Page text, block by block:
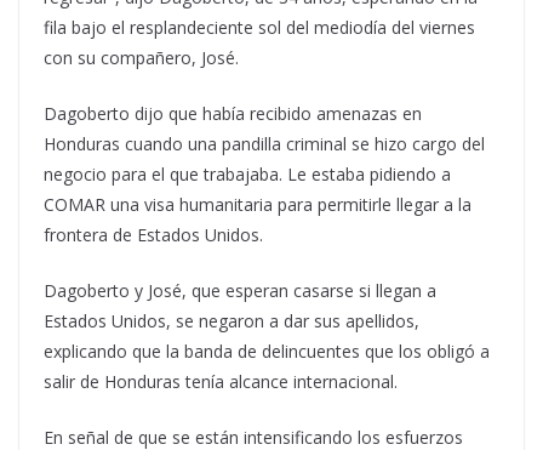
fila bajo el resplandeciente sol del mediodía del viernes
con su compañero, José.
Dagoberto dijo que había recibido amenazas en
Honduras cuando una pandilla criminal se hizo cargo del
negocio para el que trabajaba. Le estaba pidiendo a
COMAR una visa humanitaria para permitirle llegar a la
frontera de Estados Unidos.
Dagoberto y José, que esperan casarse si llegan a
Estados Unidos, se negaron a dar sus apellidos,
explicando que la banda de delincuentes que los obligó a
salir de Honduras tenía alcance internacional.
En señal de que se están intensificando los esfuerzos